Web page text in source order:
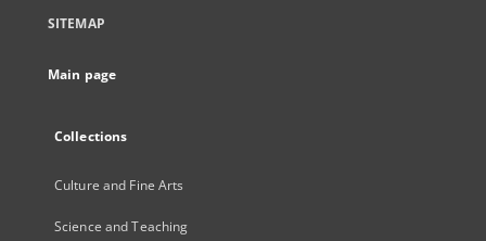
SITEMAP
Main page
Collections
Culture and Fine Arts
Science and Teaching